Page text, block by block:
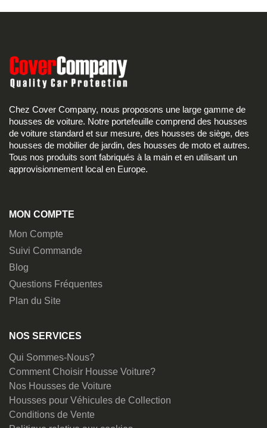
Chez Cover Company, nous proposons une large gamme de
housses de voiture. Notre portefeuille comprend des housses
de voiture standard et sur mesure, des housses de siège, des
housses de mobilier de jardin, des housses de moto et autres.
Tous nos produits sont fabriqués à la main et en utilisant un
approvisionnement local en Europe.
MON COMPTE
Mon Compte
Suivi Commande
Blog
Questions Fréquentes
Plan du Site
NOS SERVICES
Qui Sommes-Nous?
Comment Choisir Housse Voiture?
Nos Housses de Voiture
Housses pour Véhicules de Collection
Conditions de Vente